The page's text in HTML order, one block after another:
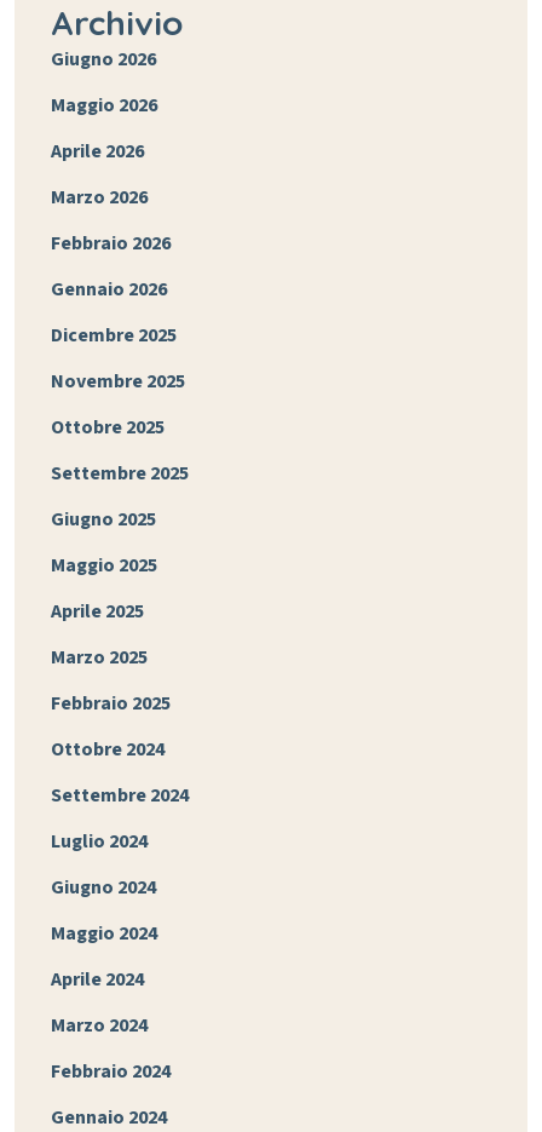
Archivio
Giugno 2026
Maggio 2026
Aprile 2026
Marzo 2026
Febbraio 2026
Gennaio 2026
Dicembre 2025
Novembre 2025
Ottobre 2025
Settembre 2025
Giugno 2025
Maggio 2025
Aprile 2025
Marzo 2025
Febbraio 2025
Ottobre 2024
Settembre 2024
Luglio 2024
Giugno 2024
Maggio 2024
Aprile 2024
Marzo 2024
Febbraio 2024
Gennaio 2024